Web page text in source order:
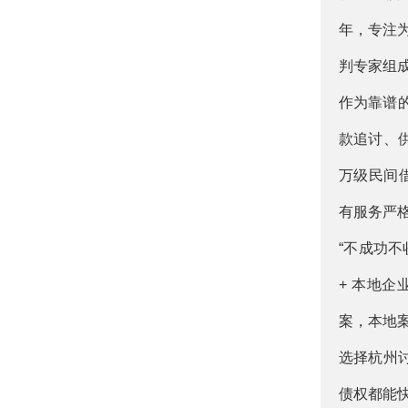
年，专注
判专家组
作为靠谱
款追讨、
万级民间
有服务严
“不成功
+ 本地企
案，本地
选择杭州
债权都能